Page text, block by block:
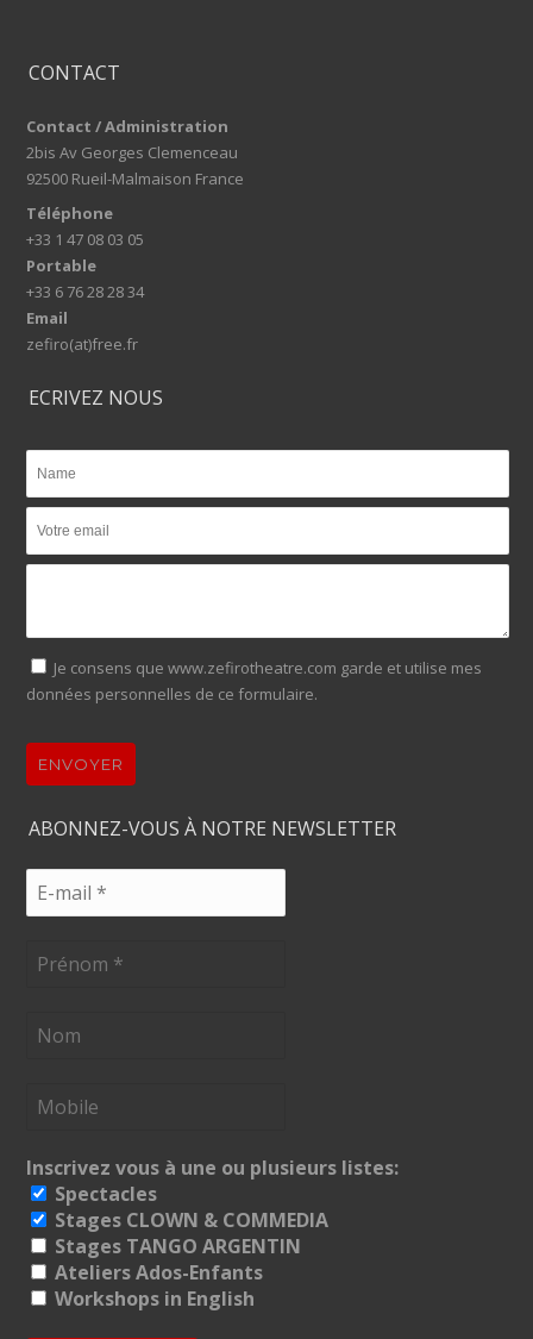
CONTACT
Contact / Administration
2bis Av Georges Clemenceau
92500 Rueil-Malmaison France
Téléphone
+33 1 47 08 03 05
Portable
+33 6 76 28 28 34
Email
zefiro(at)free.fr
ECRIVEZ NOUS
Je consens que www.zefirotheatre.com garde et utilise mes
données personnelles de ce formulaire.
ENVOYER
ABONNEZ-VOUS À NOTRE NEWSLETTER
Inscrivez vous à une ou plusieurs listes:
Spectacles
Stages CLOWN & COMMEDIA
Stages TANGO ARGENTIN
Ateliers Ados-Enfants
Workshops in English